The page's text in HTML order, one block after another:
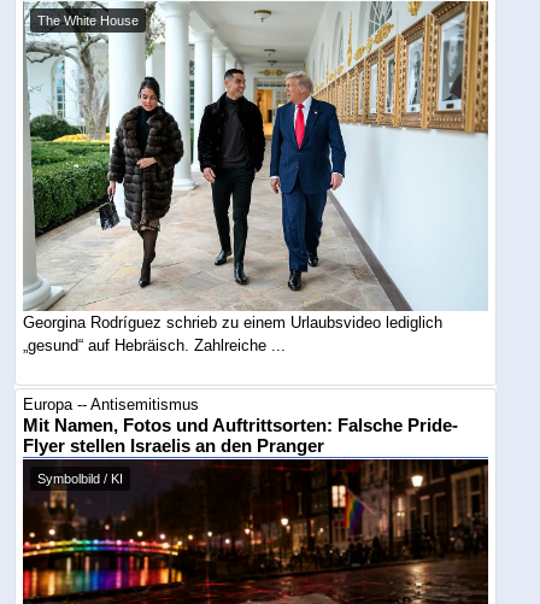
The White House
Georgina Rodríguez schrieb zu einem Urlaubsvideo lediglich
„gesund“ auf Hebräisch. Zahlreiche ...
Europa -- Antisemitismus
Mit Namen, Fotos und Auftrittsorten: Falsche Pride-
Flyer stellen Israelis an den Pranger
Symbolbild / KI